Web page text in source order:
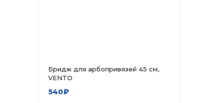
Бридж для арбопривязей 45 см,
VENTO
540₽